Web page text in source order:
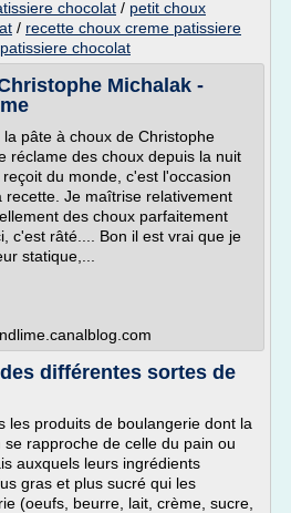
chocolat / petit choux
/ recette choux creme patissiere
chocolat
Michalak -
pâte à choux de Christophe
réclame des choux depuis la nuit
du monde, c'est l'occasion
recette. Je maîtrise relativement
des choux parfaitement
c'est râté.... Bon il est vrai que je
statique,...
différentes sortes de
les produits de boulangerie dont la
rapproche de celle du pain ou
auxquels leurs ingrédients
gras et plus sucré qui les
(oeufs, beurre, lait, crème, sucre,